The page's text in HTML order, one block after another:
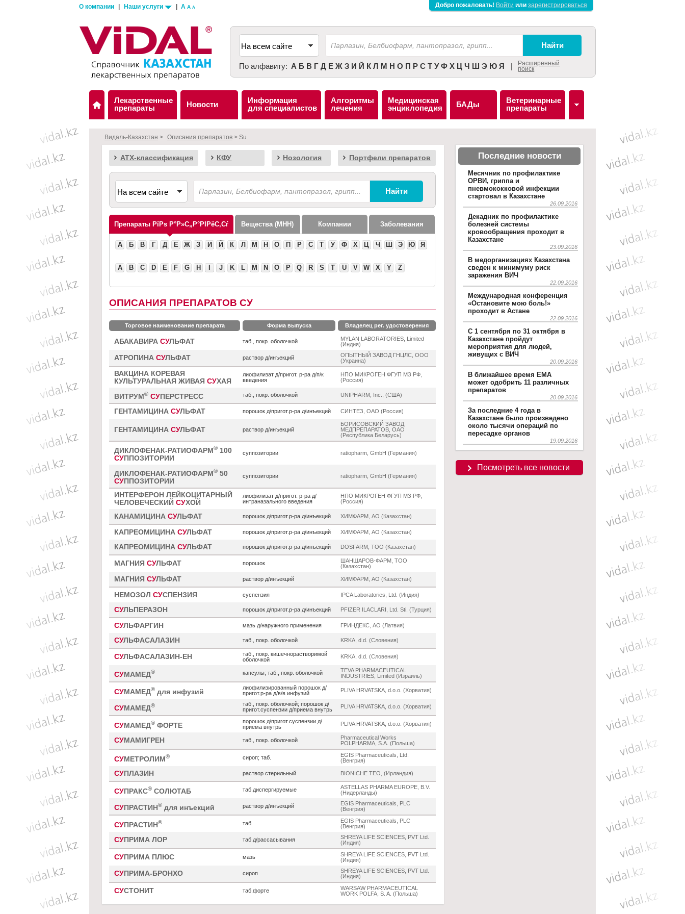
О компании Наши услуги A A A Добро пожаловать! Войти или зарегистрироваться
По алфавиту: А Б В Г Д Е Ж З И Й К Л М Н О П Р С Т У Ф Х Ц Ч Ш Э Ю Я | Расширенный
поиск
Лекарственные
препараты
Новости
Информация
для специалистов
Алгоритмы
лечения
Медицинская
энциклопедия
БАДы
Ветеринарные
препараты
Видаль-Казахстан > Описания препаратов > Su
АТХ-классификация КФУ Нозология Портфели препаратов
Препараты Вещества (МНН) Компании Заболевания
А Б В Г Д Е Ж З И Й К Л М Н О П Р С Т У Ф Х Ц Ч Ш Э Ю Я
A B C D E F G H J K L M N O P Q R S T U V W X Y Z
ОПИСАНИЯ ПРЕПАРАТОВ СУ
Торговое наименование препарата Форма выпуска Владелец рег. удостоверения
АБАКАВИРА СУЛЬФАТ таб., покр. оболочкой
MYLAN LABORATORIES, Limited
(Индия)
АТРОПИНА СУЛЬФАТ раствор д/инъекций
ОПЫТНЫЙ ЗАВОД ГНЦЛС, ООО
(Украина)
ВАКЦИНА КОРЕВАЯ
КУЛЬТУРАЛЬНАЯ ЖИВАЯ СУХАЯ
лиофилизат д/пригот. р-ра д/п/к
введения
НПО МИКРОГЕН ФГУП МЗ РФ,
(Россия)
ВИТРУМ® СУПЕРСТРЕСС таб., покр. оболочкой UNIPHARM, Inc., (США)
ГЕНТАМИЦИНА СУЛЬФАТ порошок д/пригот.р-ра д/инъекций СИНТЕЗ, ОАО (Россия)
ГЕНТАМИЦИНА СУЛЬФАТ раствор д/инъекций
БОРИСОВСКИЙ ЗАВОД
МЕДПРЕПАРАТОВ, ОАО
(Республика Беларусь)
ДИКЛОФЕНАК-РАТИОФАРМ® 100
СУППОЗИТОРИИ
суппозитории ratiopharm, GmbH (Германия)
ДИКЛОФЕНАК-РАТИОФАРМ® 50
СУППОЗИТОРИИ
суппозитории ratiopharm, GmbH (Германия)
ИНТЕРФЕРОН ЛЕЙКОЦИТАРНЫЙ
ЧЕЛОВЕЧЕСКИЙ СУХОЙ
лиофилизат д/пригот. р-ра д/
интраназального введения
НПО МИКРОГЕН ФГУП МЗ РФ,
(Россия)
КАНАМИЦИНА СУЛЬФАТ порошок д/пригот.р-ра д/инъекций ХИМФАРМ, АО (Казахстан)
КАПРЕОМИЦИНА СУЛЬФАТ порошок д/пригот.р-ра д/инъекций ХИМФАРМ, АО (Казахстан)
КАПРЕОМИЦИНА СУЛЬФАТ порошок д/пригот.р-ра д/инъекций DOSFARM, ТОО (Казахстан)
МАГНИЯ СУЛЬФАТ порошок
ШАНШАРОВ-ФАРМ, ТОО
(Казахстан)
МАГНИЯ СУЛЬФАТ раствор д/инъекций ХИМФАРМ, АО (Казахстан)
НЕМОЗОЛ СУСПЕНЗИЯ суспензия IPCA Laboratories, Ltd. (Индия)
СУЛЬПЕРАЗОН порошок д/пригот.р-ра д/инъекций PFIZER ILACLARI, Ltd. Sti. (Турция)
СУЛЬФАРГИН мазь д/наружного применения ГРИНДЕКС, АО (Латвия)
СУЛЬФАСАЛАЗИН таб., покр. оболочкой KRKA, d.d. (Словения)
СУЛЬФАСАЛАЗИН-ЕН
таб., покр. кишечнорастворимой
оболочкой
KRKA, d.d. (Словения)
СУМАМЕД® капсулы; таб., покр. оболочкой
TEVA PHARMACEUTICAL
INDUSTRIES, Limited (Израиль)
СУМАМЕД® для инфузий
лиофилизированный порошок д/
пригот.р-ра д/в/в инфузий
PLIVA HRVATSKA, d.o.o. (Хорватия)
СУМАМЕД®
таб., покр. оболочкой; порошок д/
пригот.суспензии д/приема внутрь
PLIVA HRVATSKA, d.o.o. (Хорватия)
СУМАМЕД® ФОРТЕ
порошок д/пригот.суспензии д/
приема внутрь
PLIVA HRVATSKA, d.o.o. (Хорватия)
СУМАМИГРЕН таб., покр. оболочкой
Pharmaceutical Works
POLPHARMA, S.A. (Польша)
СУМЕТРОЛИМ® сироп; таб.
EGIS Pharmaceuticals, Ltd.
(Венгрия)
СУ ПЛАЗИН раствор стерильный BIONICHE TEO, (Ирландия)
СУПРАКС® СОЛЮТАБ таб.диспергируемые
ASTELLAS PHARMA EUROPE, B.V.
(Нидерланды)
СУПРАСТИН® для инъекций раствор д/инъекций
EGIS Pharmaceuticals, PLC
(Венгрия)
СУПРАСТИН® таб.
EGIS Pharmaceuticals, PLC
(Венгрия)
СУ ПРИМА ЛОР таб.д/рассасывания
SHREYA LIFE SCIENCES, PVT Ltd.
(Индия)
СУ ПРИМА ПЛЮС мазь
SHREYA LIFE SCIENCES, PVT Ltd.
(Индия)
СУ ПРИМА-БРОНХО сироп
SHREYA LIFE SCIENCES, PVT Ltd.
(Индия)
СУСТОНИТ таб.форте
WARSAW PHARMACEUTICAL
WORK POLFA, S. A. (Польша)
Последние новости
Месячник по профилактике
ОРВИ, гриппа и
пневмококковой инфекции
стартовал в Казахстане
26.09.2016
Декадник по профилактике
болезней системы
кровообращения проходит в
Казахстане
23.09.2016
В медорганизациях Казахстана
сведен к минимуму риск
заражения ВИЧ
22.09.2016
Международная конференция
«Остановите мою боль!»
проходит в Астане
22.09.2016
С 1 сентября по 31 октября в
Казахстане пройдут
мероприятия для людей,
живущих с ВИЧ
20.09.2016
В ближайшее время EMA
может одобрить 11 различных
препаратов
20.09.2016
За последние 4 года в
Казахстане было произведено
около тысячи операций по
пересадке органов
19.09.2016
Посмотреть все новости